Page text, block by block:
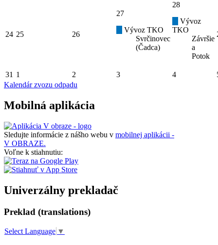
24 25 26
27
Vývoz TKO
Svrčinovec
(Čadca)
28
Vývoz
TKO
Závršie
a
Potok
31 1 2 3 4
Kalendár zvozu odpadu
Mobilná aplikácia
Sledujte informácie z nášho webu v mobilnej aplikácii -
V OBRAZE.
Voľne k stiahnutiu:
Univerzálny prekladač
Preklad (translations)
Select Language ▼